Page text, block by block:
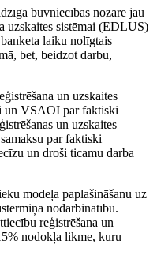
būvniecības nozarē jau
uzskaites sistēmai (EDLUS)
laiku nolīgtais
bet, beidzot darbu,
un uzskaites
un VSAOI par faktiski
un uzskaites
par faktiski
un droši ticamu darba
modeļa paplašināšanu uz
nodarbinātību.
reģistrēšana un
nodokļa likme, kuru